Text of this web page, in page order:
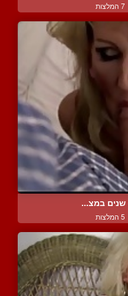
7 המלצות
שנים במצ...
5 המלצות